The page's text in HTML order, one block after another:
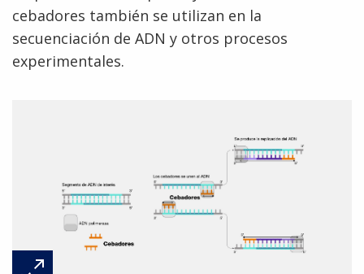
cebadores también se utilizan en la
secuenciación de ADN y otros procesos
experimentales.